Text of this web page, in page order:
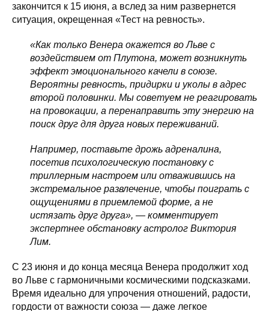
закончится к 15 июня, а вслед за ним развернется
ситуация, окрещенная «Тест на ревность».
«Как только Венера окажется во Льве с
воздействием от Плутона, может возникнуть
эффект эмоционального качели в союзе.
Вероятны ревность, придирки и уколы в адрес
второй половинки. Мы советуем не реагировать
на провокации, а перенаправить эту энергию на
поиск друг для друга новых переживаний.
Например, поставьте дрожь адреналина,
посетив психологическую постановку с
триллерным настроем или отважившись на
экстремальное развлечение, чтобы поиграть с
ощущениями в приемлемой форме, а не
истязать друг друга», — комментирует
экспертнее обстановку астролог Виктория
Лим.
С 23 июня и до конца месяца Венера продолжит ход
во Льве с гармоничными космическими подсказками.
Время идеально для упрочения отношений, радости,
гордости от важности союза — даже легкое